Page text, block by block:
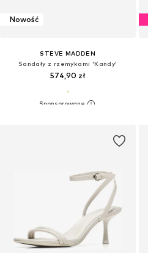
Nowość
STEVE MADDEN
Sandały z rzemykami 'Kandy'
574,90 zł